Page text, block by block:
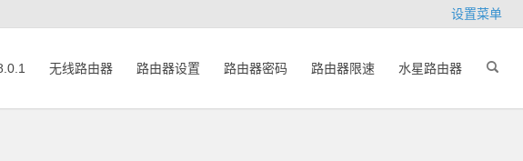
设置菜单
无线路由器 路由器设置 路由器密码 路由器限速 水星路由器